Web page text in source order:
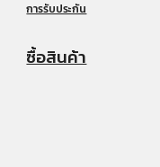
การรับประกัน
ซื้อสินค้า